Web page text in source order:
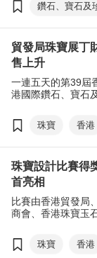
機。展覽提供豐富
鑽石、寶石及
貿發局珠寶展丁
售上升
一連五天的第39屆
港國際鑽石、寶石
區超過6萬名買家
洲地區的買家升幅
珠寶
香港
香港國際珠
香港國際鑽
張淑芬
展覽+
珠寶設計比賽得
首亮相
比賽由香港貿發局
商會、香港珠寶玉
寶設計水平，為業
買家推廣更多港製
珠寶
香港